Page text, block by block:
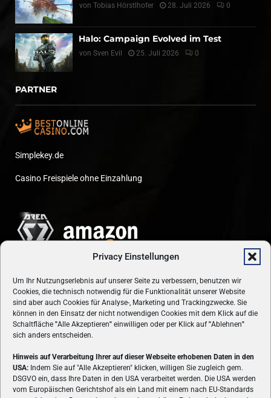
Privacy Einstellungen
Um Ihr Nutzungserlebnis auf unserer Seite zu verbessern, benutzen wir
Cookies, die technisch notwendig für die Funktionalität unserer Website
sind aber auch Cookies für Analyse-, Marketing und Trackingzwecke. Sie
können in den Einsatz der nicht notwendigen Cookies mit dem Klick auf die
Schaltfläche "Alle Akzeptieren" einwilligen oder per Klick auf"Ablehnen"
sich anders entscheiden.
Hinweis auf Verarbeitung Ihrer auf dieser Webseite erhobenen Daten in den
USA: Indem Sie auf "Alle Akzeptieren" klicken, willigen Sie zugleich gem.
DSGVO ein, dass Ihre Daten in den USA verarbeitet werden. Die USA werden
vom Europäischen Gerichtshof als ein Land mit einem nach EU-Standards
von Tobias Hörstlhofer 28. Juli 2026 0
Halo: Campaign Evolved im Test
von Sven Evil 25. Juli 2026 0
PARTNER
Simplekey.de
Casino Freispiele ohne Einzahlung
ÜBER UNS
VON GAMERN, FÜR GAMER! Gamers.at ist das älteste Online-